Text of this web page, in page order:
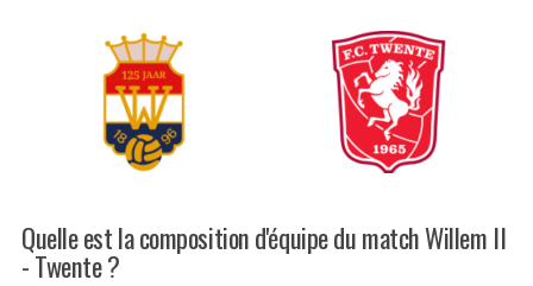
Quelle est la composition d'équipe du match Willem II
- Twente ?